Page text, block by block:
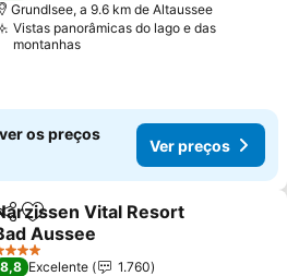
Grundlsee, a 9.6 km de Altaussee
Vistas panorâmicas do lago e das
montanhas
os preços
Ver preços
Adicionar aos favoritos
Vital Resort
Aussee
preços
Estrelas
8,8 Excelente
1.760